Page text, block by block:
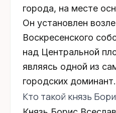
города, на месте
Он установлен возле
Воскресенского
над Центральной
являясь одной из
городских доминант.
Кто такой князь